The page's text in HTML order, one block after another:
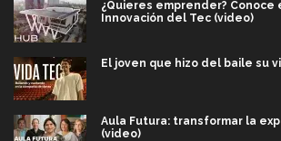
¿Quieres emprender? Conoce
Innovación del Tec (video)
El joven que hizo del baile su
Aula Futura: transformar la
(video)